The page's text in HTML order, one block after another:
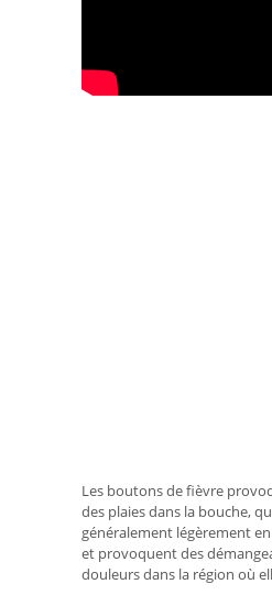
Les boutons de fièvre
des plaies dans la bouche,
généralement légèrement
et provoquent des
douleurs dans la région où